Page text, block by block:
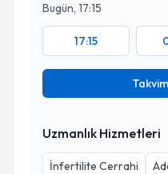
Bugün, 17:15
17:15
Uzmanlık Hizmetleri
İnfertilite Cerrahi